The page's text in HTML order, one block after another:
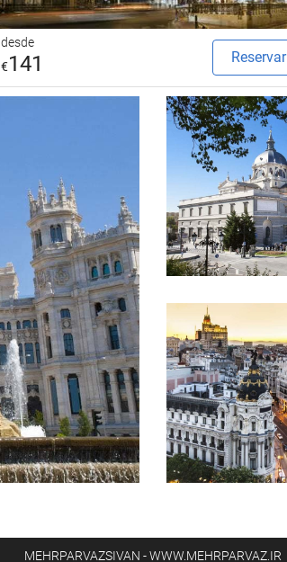
desde
€141 Reservar
MEHRPARVAZSIVAN - WWW.MEHRPARVAZ.IR